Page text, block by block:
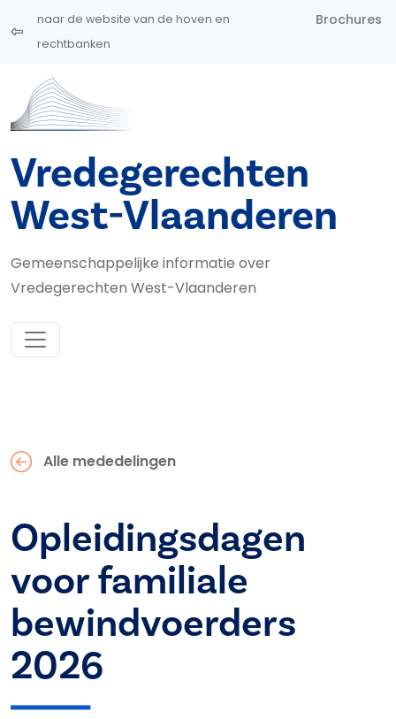
Overslaan en naar de inhoud gaan
naar de website van de hoven en
rechtbanken
Brochures
Vredegerechten
West-Vlaanderen
Gemeenschappelijke informatie over
Vredegerechten West-Vlaanderen
Alle mededelingen
Opleidingsdagen
voor familiale
bewindvoerders
2026